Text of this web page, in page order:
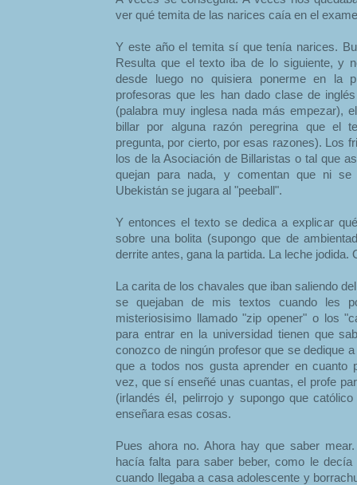
ver qué temita de las narices caía en el
Y este año el temita sí que tenía narices.
Resulta que el texto iba de lo siguiente, y
desde luego no quisiera ponerme en la
profesoras que les han dado clase de
(palabra muy inglesa nada más empezar),
billar por alguna razón peregrina que el
pregunta, por cierto, por esas razones). Los
los de la Asociación de Billaristas o tal que
quejan para nada, y comentan que ni
Ubekistán se jugara al "peeball".
Y entonces el texto se dedica a explicar
sobre una bolita (supongo que de
derrite antes, gana la partida. La leche jodida.
La carita de los chavales que iban saliendo
se quejaban de mis textos cuando les
misteriosisimo llamado "zip opener" o los
para entrar en la universidad tienen que
conozco de ningún profesor que se dedique
que a todos nos gusta aprender en cuanto
vez, que sí enseñé unas cuantas, el profe
(irlandés él, pelirrojo y supongo que
enseñara esas cosas.
Pues ahora no. Ahora hay que saber
hacía falta para saber beber, como le
cuando llegaba a casa adolescente y